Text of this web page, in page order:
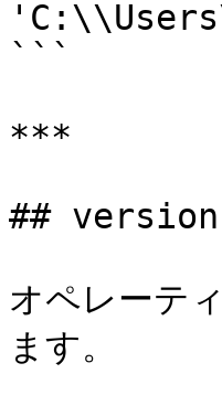
```
***
##
オペレーテ
ます。